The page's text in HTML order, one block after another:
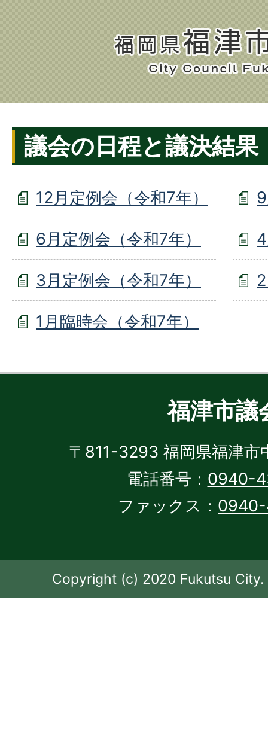
議会の日程と議決結果
12月定例会（令和7年）
6月定例会（令和7年）
3月定例会（令和7年）
1月臨時会（令和7年）
福津市議
〒811-3293 福岡県福津市
電話番号： 0940-
ファックス：
Copyright (c) 2020 Fukutsu City.